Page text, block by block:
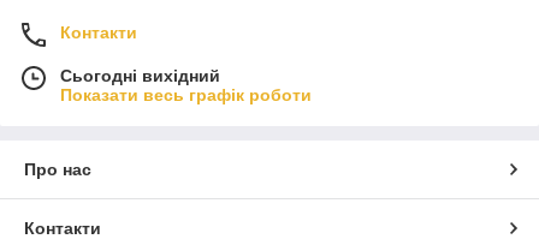
Контакти
Сьогодні вихідний
Показати весь графік роботи
Про нас
Контакти